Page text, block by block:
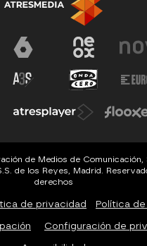
de Medios de Comunicación,
de los Reyes, Madrid.
derechos
de privacidad Política
Configuración de